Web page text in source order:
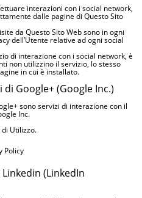
interazioni con i social network,
dalle pagine di Questo Sito
da Questo Sito Web sono in ogni
dell’Utente relative ad ogni social
di interazione con i social network, è
non utilizzino il servizio, lo stesso
in cui è installato.
Google+ (Google Inc.)
sono servizi di interazione con il
Inc.
Utilizzo.
Policy
(LinkedIn